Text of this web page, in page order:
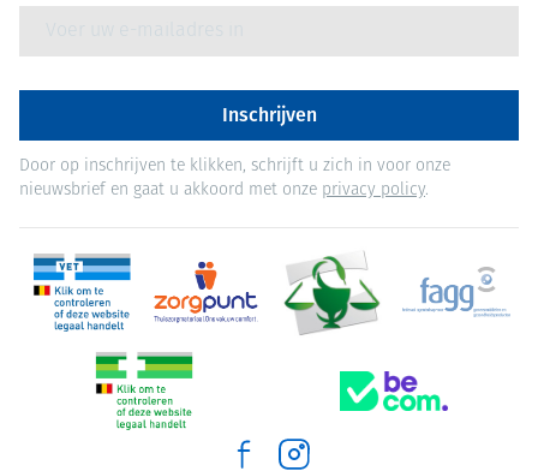
Inschrijven
Door op inschrijven te klikken, schrijft u zich in voor onze
nieuwsbrief en gaat u akkoord met onze privacy policy.